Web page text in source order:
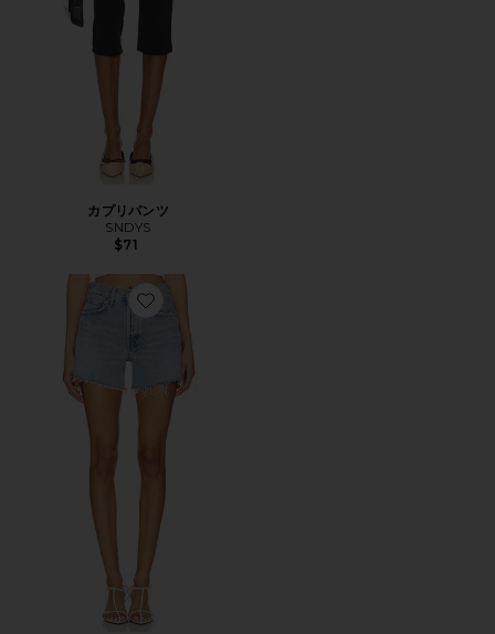
カプリパンツ
SNDYS
$71
Favorite PARKER ショートパンツ